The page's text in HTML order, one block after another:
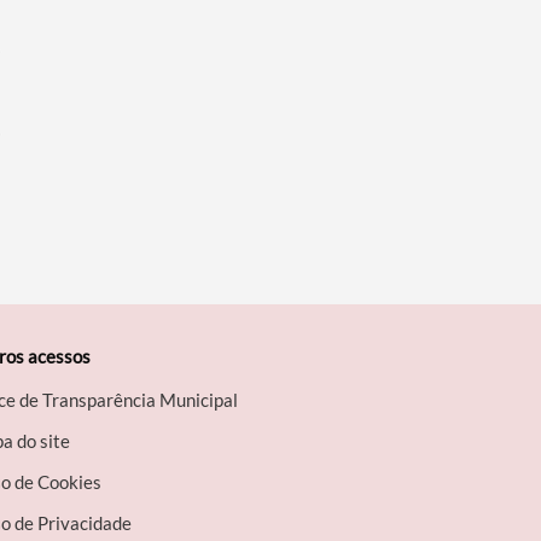
acessos
de Transparência Municipal
do site
de Cookies
de Privacidade